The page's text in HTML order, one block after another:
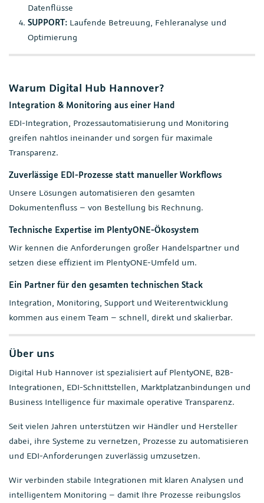
Datenflüsse
SUPPORT: Laufende Betreuung, Fehleranalyse und
Optimierung
Warum Digital Hub Hannover?
Integration & Monitoring aus einer Hand
EDI-Integration, Prozessautomatisierung und Monitoring
greifen nahtlos ineinander und sorgen für maximale
Transparenz.
Zuverlässige EDI-Prozesse statt manueller Workflows
Unsere Lösungen automatisieren den gesamten
Dokumentenfluss – von Bestellung bis Rechnung.
Technische Expertise im PlentyONE-Ökosystem
Wir kennen die Anforderungen großer Handelspartner und
setzen diese effizient im PlentyONE-Umfeld um.
Ein Partner für den gesamten technischen Stack
Integration, Monitoring, Support und Weiterentwicklung
kommen aus einem Team – schnell, direkt und skalierbar.
Über uns
Digital Hub Hannover ist spezialisiert auf PlentyONE, B2B-
Integrationen, EDI-Schnittstellen, Marktplatzanbindungen und
Business Intelligence für maximale operative Transparenz.
Seit vielen Jahren unterstützen wir Händler und Hersteller
dabei, ihre Systeme zu vernetzen, Prozesse zu automatisieren
und EDI-Anforderungen zuverlässig umzusetzen.
Wir verbinden stabile Integrationen mit klaren Analysen und
intelligentem Monitoring – damit Ihre Prozesse reibungslos